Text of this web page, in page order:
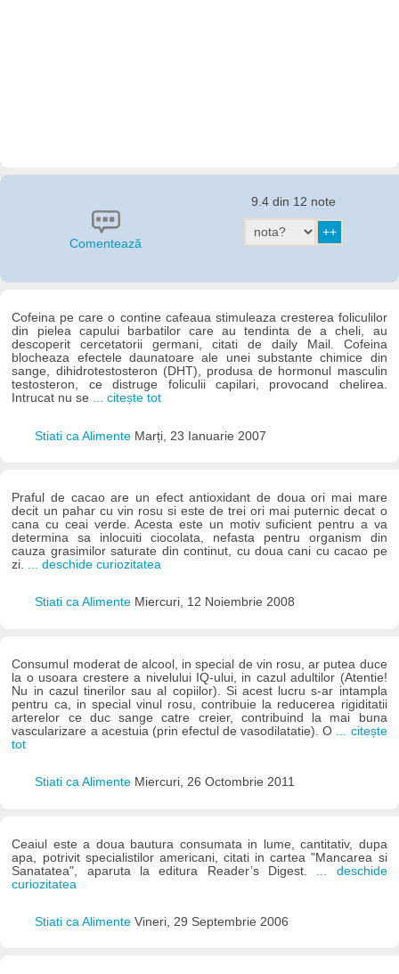
Comentează
9.4 din 12 note
Cofeina pe care o contine cafeaua stimuleaza cresterea foliculilor
din pielea capului barbatilor care au tendinta de a cheli, au
descoperit cercetatorii germani, citati de daily Mail. Cofeina
blocheaza efectele daunatoare ale unei substante chimice din
sange, dihidrotestosteron (DHT), produsa de hormonul masculin
testosteron, ce distruge foliculii capilari, provocand chelirea.
Intrucat nu se ... citește tot
Stiati ca Alimente Marți, 23 Ianuarie 2007
Praful de cacao are un efect antioxidant de doua ori mai mare
decit un pahar cu vin rosu si este de trei ori mai puternic decat o
cana cu ceai verde. Acesta este un motiv suficient pentru a va
determina sa inlocuiti ciocolata, nefasta pentru organism din
cauza grasimilor saturate din continut, cu doua cani cu cacao pe
zi. ... deschide curiozitatea
Stiati ca Alimente Miercuri, 12 Noiembrie 2008
Consumul moderat de alcool, in special de vin rosu, ar putea duce
la o usoara crestere a nivelului IQ-ului, in cazul adultilor (Atentie!
Nu in cazul tinerilor sau al copiilor). Si acest lucru s-ar intampla
pentru ca, in special vinul rosu, contribuie la reducerea rigiditatii
arterelor ce duc sange catre creier, contribuind la mai buna
vascularizare a acestuia (prin efectul de vasodilatatie). O
... citește
tot
Stiati ca Alimente Miercuri, 26 Octombrie 2011
Ceaiul este a doua bautura consumata in lume, cantitativ, dupa
apa, potrivit specialistilor americani, citati in cartea "Mancarea si
Sanatatea", aparuta la editura Reader’s Digest.
... deschide
curiozitatea
Stiati ca Alimente Vineri, 29 Septembrie 2006